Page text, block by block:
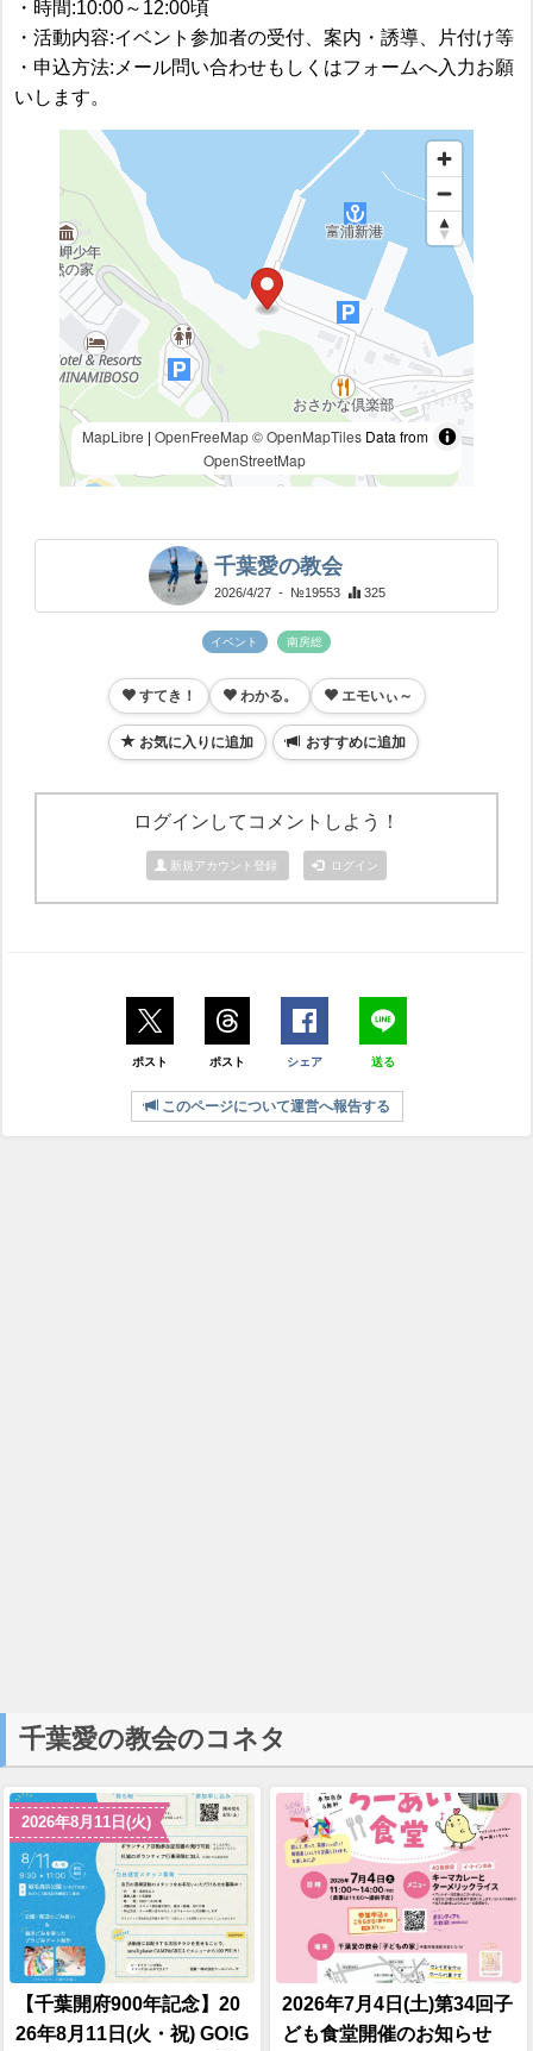
・時間:10:00～12:00頃
・活動内容:イベント参加者の受付、案内・誘導、片付け等
・申込方法:メール問い合わせもしくはフォームへ入力お願
いします。
MapLibre | OpenFreeMap © OpenMapTilesData from
OpenStreetMap
千葉愛の教会
2026/4/27 - №19553 325
イベント 南房総
すてき！ わかる。 エモいぃ～
お気に入りに追加 おすすめに追加
ログインしてコメントしよう！
新規アカウント登録 ログイン
ポスト ポスト シェア 送る
このページについて運営へ報告する
千葉愛の教会のコネタ
2026年8月11日(火)
【千葉開府900年記念】20
26年8月11日(火・祝) GO!G
2026年7月4日(土)第34回子
ども食堂開催のお知らせ